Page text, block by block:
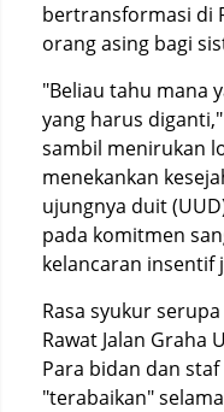
bertransformasi di
orang asing bagi
"Beliau tahu mana
yang harus
sambil menirukan
menekankan
ujungnya duit
pada komitmen
kelancaran insentif
Rasa syukur
Rawat Jalan Graha
Para bidan dan
"terabaikan"